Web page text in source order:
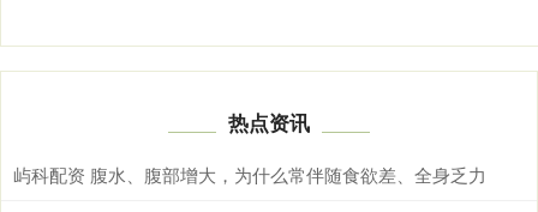
热点资讯
屿科配资 腹水、腹部增大，为什么常伴随食欲差、全身乏力